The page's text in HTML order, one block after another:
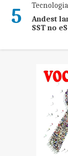
5 Tecnologia
Andest
SST no